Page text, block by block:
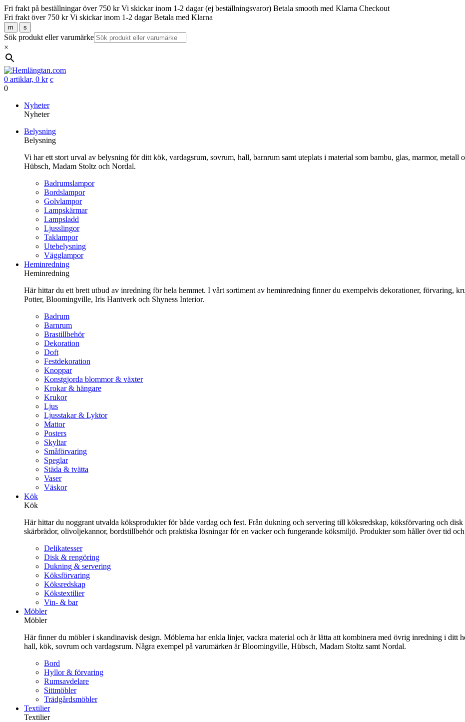
Fri frakt på beställningar över 750 kr Vi skickar inom 1-2 dagar (ej beställningsvaror) Betala smooth med Klarna Checkout
Fri frakt över 750 kr Vi skickar inom 1-2 dagar Betala med Klarna
m s
Sök produkt eller varumärke
×
0 artiklar, 0 kr c
0
innehåll
Nyheter
Nyheter
Belysning
Belysning
Vi har ett stort urval av belysning för ditt kök, vardagsrum, sovrum, hall, barnrum samt uteplats i material som bambu, glas, marmor,
Hübsch, Madam Stoltz och Nordal.
Badrumslampor
Bordslampor
Golvlampor
Lampskärmar
Lampsladd
Ljusslingor
Taklampor
Utebelysning
Vägglampor
Heminredning
Heminredning
Här hittar du ett brett utbud av inredning för hela hemmet. I vårt sortiment av heminredning finner du exempelvis dekorationer, förvaring,
Potter, Bloomingville, Iris Hantverk och Shyness Interior.
Badrum
Barnrum
Brastillbehör
Dekoration
Doft
Festdekoration
Knoppar
Konstgjorda blommor & växter
Krokar & hängare
Krukor
Ljus
Ljusstakar & Lyktor
Mattor
Posters
Skyltar
Småförvaring
Speglar
Städa & tvätta
Vaser
Väskor
Kök
Kök
Här hittar du noggrant utvalda köksprodukter för både vardag och fest. Från dukning och servering till köksredskap, köksförvaring och
skärbrädor, olivoljekannor, bordstillbehör och praktiska lösningar för en vacker och fungerande köksmiljö. Produkter som håller över tid
Delikatesser
Disk & rengöring
Dukning & servering
Köksförvaring
Köksredskap
Kökstextilier
Vin- & bar
Möbler
Möbler
Här finner du möbler i skandinavisk design. Möblerna har enkla linjer, vackra material och är lätta att kombinera med övrig inredning i ditt
hall, kök, sovrum och vardagsrum. Några exempel på varumärken är Bloomingville, Hübsch, Madam Stoltz samt Nordal.
Bord
Hyllor & förvaring
Rumsavdelare
Sittmöbler
Trädgårdsmöbler
Textilier
Textilier